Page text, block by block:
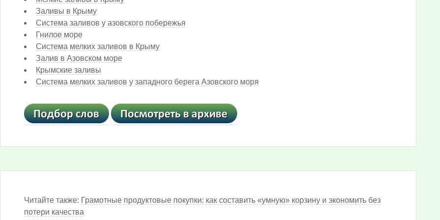
Заливы в Крыму
Система заливов у азовского побережья
Гнилое море
Система мелких заливов в Крыму
Залив в Азовском море
Крымские заливы
Система мелких заливов у западного берега Азовского моря
Читайте также: Грамотные продуктовые покупки: как составить «умную» корзину и экономить без
потери качества